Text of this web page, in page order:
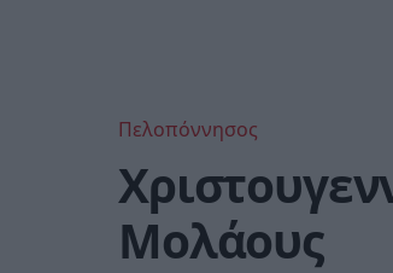
Πελοπόννησος
Μολάους